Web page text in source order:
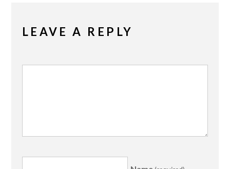
LEAVE A REPLY